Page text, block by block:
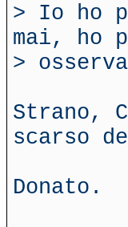
> Io ho
mai, ho
>
Strano,
scarso
Donato.